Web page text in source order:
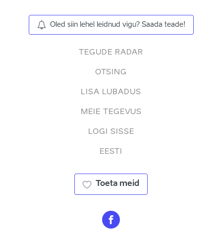
Oled siin lehel leidnud vigu? Saada teade!
TEGUDE RADAR
OTSING
LISA LUBADUS
MEIE TEGEVUS
LOGI SISSE
EESTI
Toeta meid